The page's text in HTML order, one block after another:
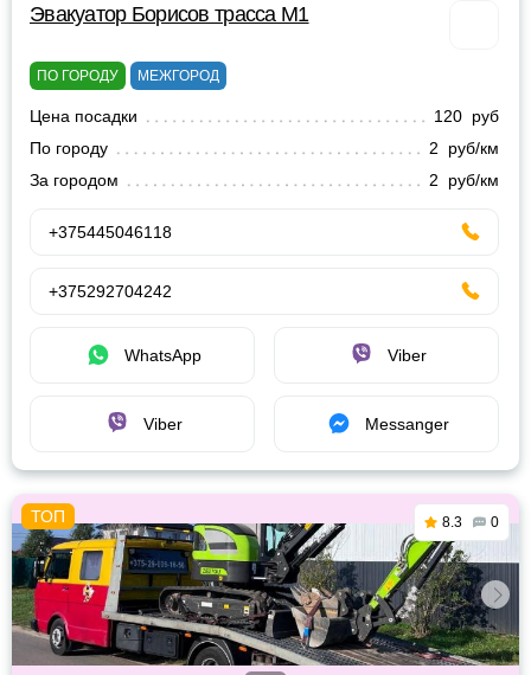
Эвакуатор Борисов трасса М1
ПО ГОРОДУ МЕЖГОРОД
Цена посадки
120 руб
По городу
2 руб/км
За городом
2 руб/км
+375445046118
+375292704242
WhatsApp Viber
Viber Messanger
8.3 0